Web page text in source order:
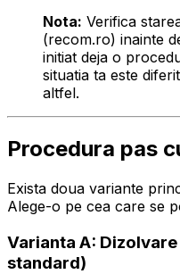
Nota: Verifica
(recom.ro) inainte
initiat deja o
situatia ta este
altfel.
Procedura pas
Exista doua variante
Alege-o pe cea care se
Varianta A:
standard)